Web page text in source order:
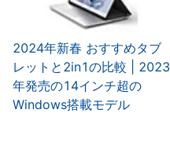
2024年新春 おすすめタブ
レットと2in1の比較 | 2023
年発売の14インチ超の
Windows搭載モデル